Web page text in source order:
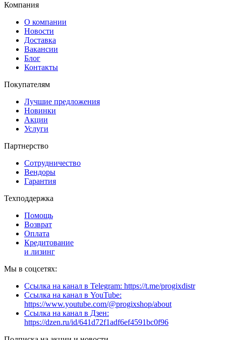
Компания
О компании
Новости
Доставка
Вакансии
Блог
Контакты
Покупателям
Лучшие предложения
Новинки
Акции
Услуги
Партнерство
Сотрудничество
Вендоры
Гарантия
Техподдержка
Помощь
Возврат
Оплата
Кредитование
и лизинг
Мы в соцсетях:
Ссылка на канал в Telegram: https://t.me/progixdistr
Ссылка на канал в YouTube:
https://www.youtube.com/@progixshop/about
Ссылка на канал в Дзен:
https://dzen.ru/id/641d72f1adf6ef4591bc0f96